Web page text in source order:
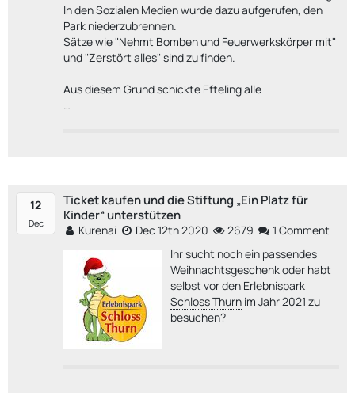
In den Sozialen Medien wurde dazu aufgerufen, den
Park niederzubrennen.
Sätze wie "Nehmt Bomben und Feuerwerkskörper mit"
und "Zerstört alles" sind zu finden.
Aus diesem Grund schickte Eftelingalle
…
12
Dec
Ticket kaufen und die Stiftung „Ein Platz für
Kinder“ unterstützen
Kurenai Dec 12th 2020 2679
1 Comment
Ihr sucht noch ein passendes
Weihnachtsgeschenk oder habt
selbst vor den Erlebnispark
Schloss Thurn im Jahr 2021 zu
besuchen?